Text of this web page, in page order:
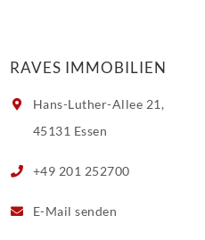
RAVES IMMOBILIEN
Hans-Luther-Allee 21,
45131 Essen
+49 201 252700
E-Mailsenden